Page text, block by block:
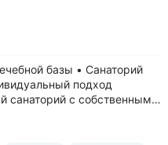
базы • Санаторий
подход
санаторий c собственными
диагностики